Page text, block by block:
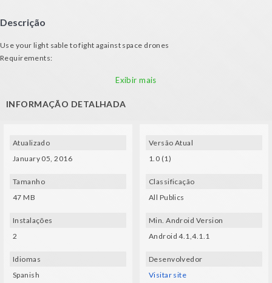
Descrição
Use your light sable to fight against space drones
Requirements:
Exibir mais
INFORMAÇÃO DETALHADA
Atualizado
January 05, 2016
Tamanho
47 MB
Instalações
2
Idiomas
Spanish
Versão Atual
1.0 (1)
Classificação
All Publics
Min. Android Version
Android 4.1,4.1.1
Desenvolvedor
Visitar site